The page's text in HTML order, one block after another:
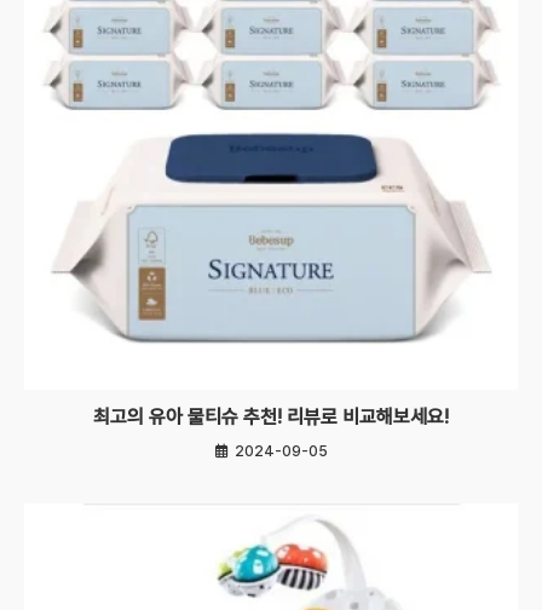
최고의 유아 물티슈 추천! 리뷰로 비교해보세요!
2024-09-05